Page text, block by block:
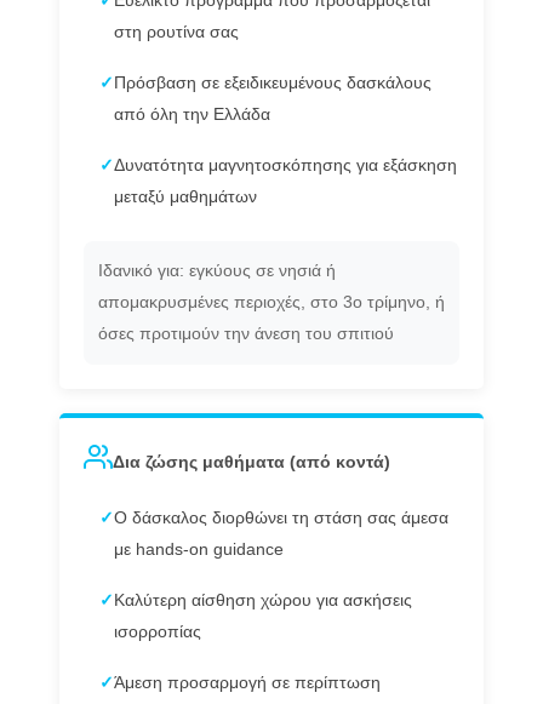
στη ρουτίνα σας
✓ Πρόσβαση σε εξειδικευμένους δασκάλους
από όλη την Ελλάδα
✓Δυνατότητα μαγνητοσκόπησης για εξάσκηση
μεταξύ μαθημάτων
Ιδανικό για: εγκύους σε νησιά ή
απομακρυσμένες περιοχές, στο 3ο τρίμηνο, ή
όσες προτιμούν την άνεση του σπιτιού
Δια ζώσης μαθήματα (από κοντά)
✓Ο δάσκαλος διορθώνει τη στάση σας άμεσα
με hands-on guidance
✓ Καλύτερη αίσθηση χώρου για ασκήσεις
ισορροπίας
✓Άμεση προσαρμογή σε περίπτωση